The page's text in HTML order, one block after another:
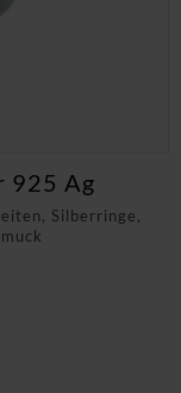
Silberringe,
925 Ag